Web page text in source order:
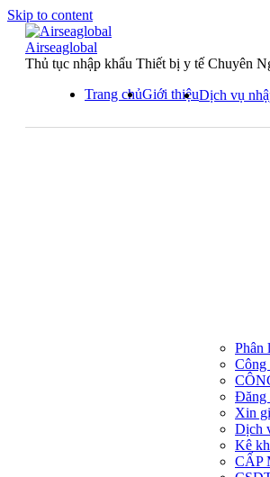
Skip to content
Airseaglobal
Thủ tục nhập khẩu Thiết bị y tế Chuyên
Trang chủGiới thiệuDịch vụ
Phân
Công
Đăng
Xin
Dịch
Kê
CẤP